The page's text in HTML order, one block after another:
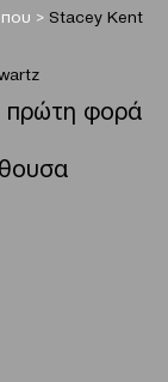
> Stacey Kent
πρώτη φορά